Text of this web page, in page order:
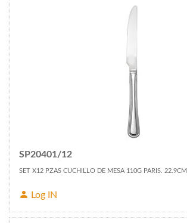
SP20401/12
SET X12 PZAS CUCHILLO DE MESA 110G PARIS. 22.9CM
Log IN